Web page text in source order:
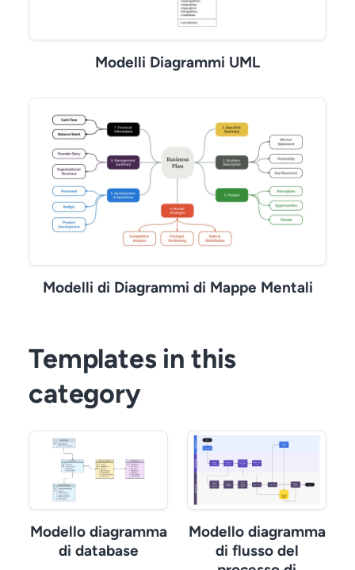
Modelli Diagrammi UML
Modelli di Diagrammi di Mappe Mentali
Templates in this
category
Modello diagramma
di database
Modello diagramma
di flusso del